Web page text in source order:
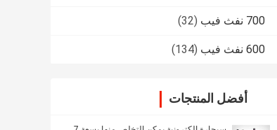
700 نفث فيب (32)
600 نفث فيب (134)
أفضل المنتجات